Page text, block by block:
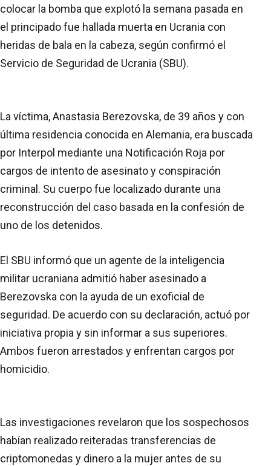
colocar la bomba que explotó la semana pasada en
el principado fue hallada muerta en Ucrania con
heridas de bala en la cabeza, según confirmó el
Servicio de Seguridad de Ucrania (SBU).
La víctima, Anastasia Berezovska, de 39 años y con
última residencia conocida en Alemania, era buscada
por Interpol mediante una Notificación Roja por
cargos de intento de asesinato y conspiración
criminal. Su cuerpo fue localizado durante una
reconstrucción del caso basada en la confesión de
uno de los detenidos.
El SBU informó que un agente de la inteligencia
militar ucraniana admitió haber asesinado a
Berezovska con la ayuda de un exoficial de
seguridad. De acuerdo con su declaración, actuó por
iniciativa propia y sin informar a sus superiores.
Ambos fueron arrestados y enfrentan cargos por
homicidio.
Las investigaciones revelaron que los sospechosos
habían realizado reiteradas transferencias de
criptomonedas y dinero a la mujer antes de su